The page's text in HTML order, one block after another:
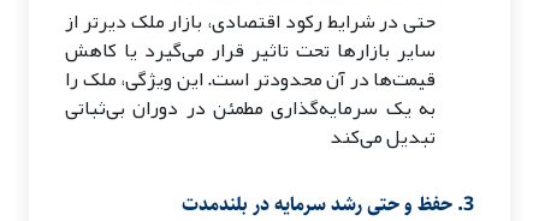
حتی در شرایط رکود اقتصادی، بازار ملک دیرتر از
سایر بازارها تحت تاثیر قرار می‌گیرد یا کاهش
قیمت‌ها در آن محدودتر است. این ویژگی، ملک را
به یک سرمایه‌گذاری مطمئن در دوران بی‌ثباتی
تبدیل می‌کند
3. حفظ و حتی رشد سرمایه در بلندمدت